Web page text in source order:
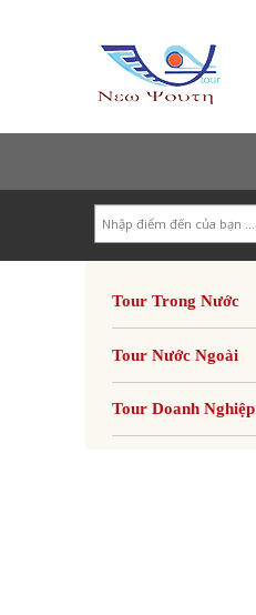
Search
Tour Trong Nước
Tour Nước Ngoài
Tour Doanh Nghiệp